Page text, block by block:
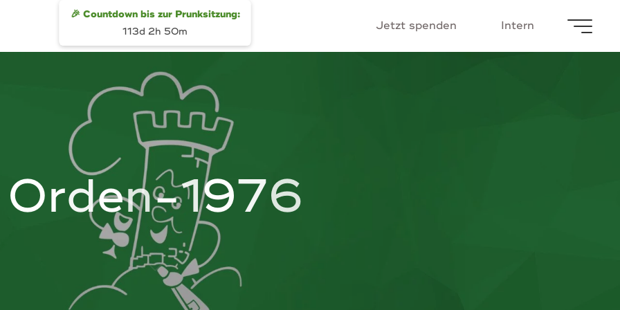
🎉 Countdown bis zur Prunksitzung:
113d 2h 50m
Jetzt spenden Intern
Orden-1976